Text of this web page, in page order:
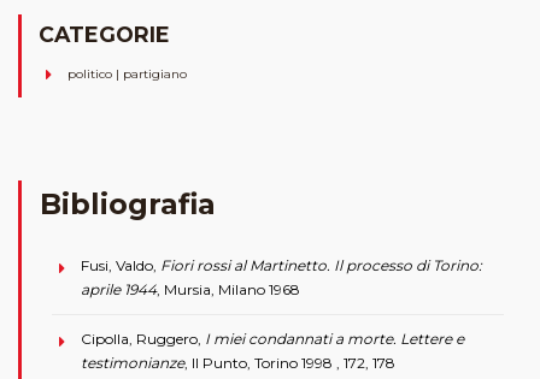
CATEGORIE
politico | partigiano
Bibliografia
Fusi, Valdo, Fiori rossi al Martinetto. Il processo di Torino:
aprile 1944, Mursia, Milano 1968
Cipolla, Ruggero, I miei condannati a morte. Lettere e
testimonianze, Il Punto, Torino 1998 , 172, 178